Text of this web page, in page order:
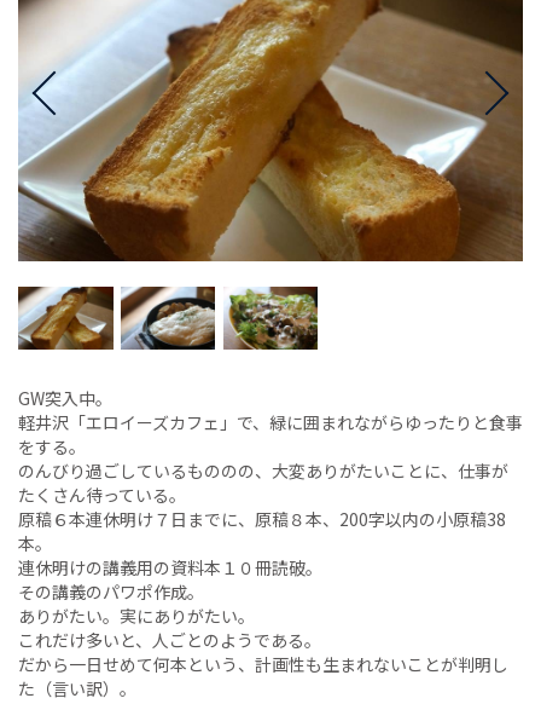
GW突入中。
軽井沢「エロイーズカフェ」で、緑に囲まれながらゆったりと食事
をする。
のんびり過ごしているもののの、大変ありがたいことに、仕事が
たくさん待っている。
原稿６本連休明け７日までに、原稿８本、200字以内の小原稿38
本。
連休明けの講義用の資料本１０冊読破。
その講義のパワポ作成。
ありがたい。実にありがたい。
これだけ多いと、人ごとのようである。
だから一日せめて何本という、計画性も生まれないことが判明し
た（言い訳）。